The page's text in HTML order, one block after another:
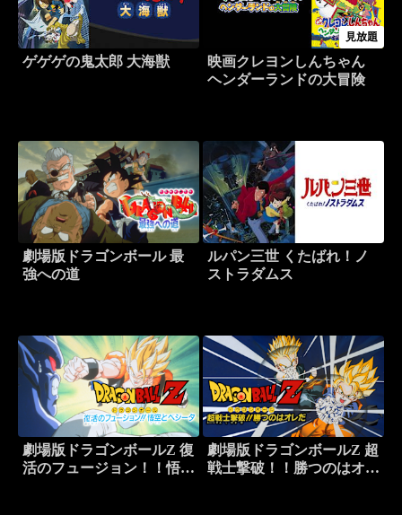
ゲゲゲの鬼太郎 大海獣
見放題
映画クレヨンしんちゃん
ヘンダーランドの大冒険
劇場版ドラゴンボール 最
強への道
ルパン三世 くたばれ！ノ
ストラダムス
劇場版ドラゴンボールZ 復
活のフュージョン！！悟空
劇場版ドラゴンボールZ 超
戦士撃破！！勝つのはオレ